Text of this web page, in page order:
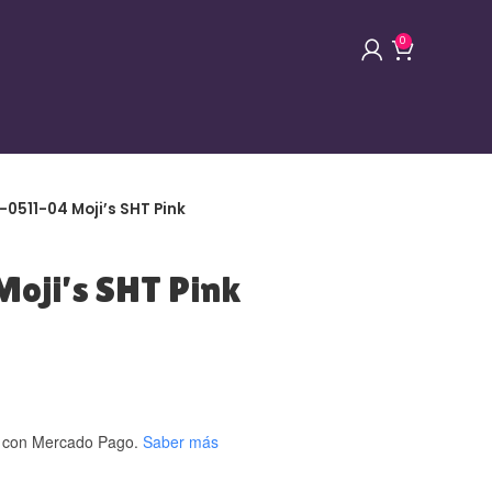
0
0511-04 Moji’s SHT Pink
SHT Pink
con Mercado Pago. Saber más